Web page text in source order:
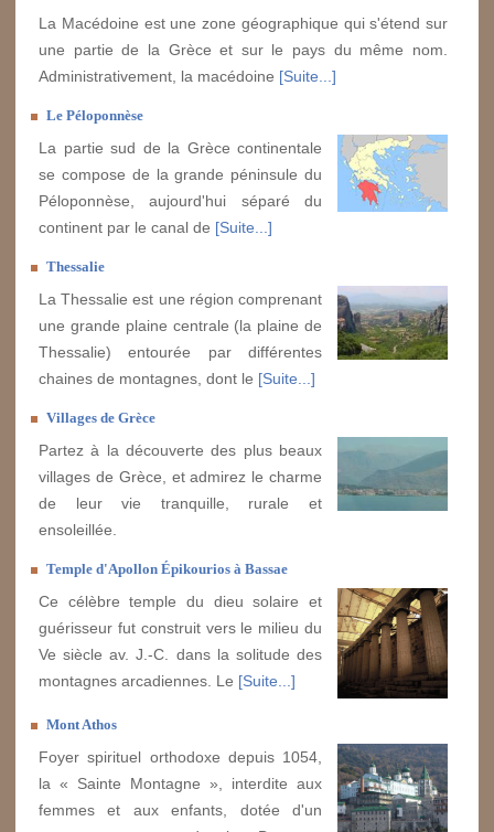
La Macédoine est une zone géographique qui s'étend sur
une partie de la Grèce et sur le pays du même nom.
Administrativement, la macédoine [Suite...]
Le Péloponnèse
La partie sud de la Grèce continentale
se compose de la grande péninsule du
Péloponnèse, aujourd'hui séparé du
continent par le canal de [Suite...]
Thessalie
La Thessalie est une région comprenant
une grande plaine centrale (la plaine de
Thessalie) entourée par différentes
chaines de montagnes, dont le [Suite...]
Villages de Grèce
Partez à la découverte des plus beaux
villages de Grèce, et admirez le charme
de leur vie tranquille, rurale et
ensoleillée.
Temple d'Apollon Épikourios à Bassae
Ce célèbre temple du dieu solaire et
guérisseur fut construit vers le milieu du
Ve siècle av. J.-C. dans la solitude des
montagnes arcadiennes. Le [Suite...]
Mont Athos
Foyer spirituel orthodoxe depuis 1054,
la « Sainte Montagne », interdite aux
femmes et aux enfants, dotée d'un